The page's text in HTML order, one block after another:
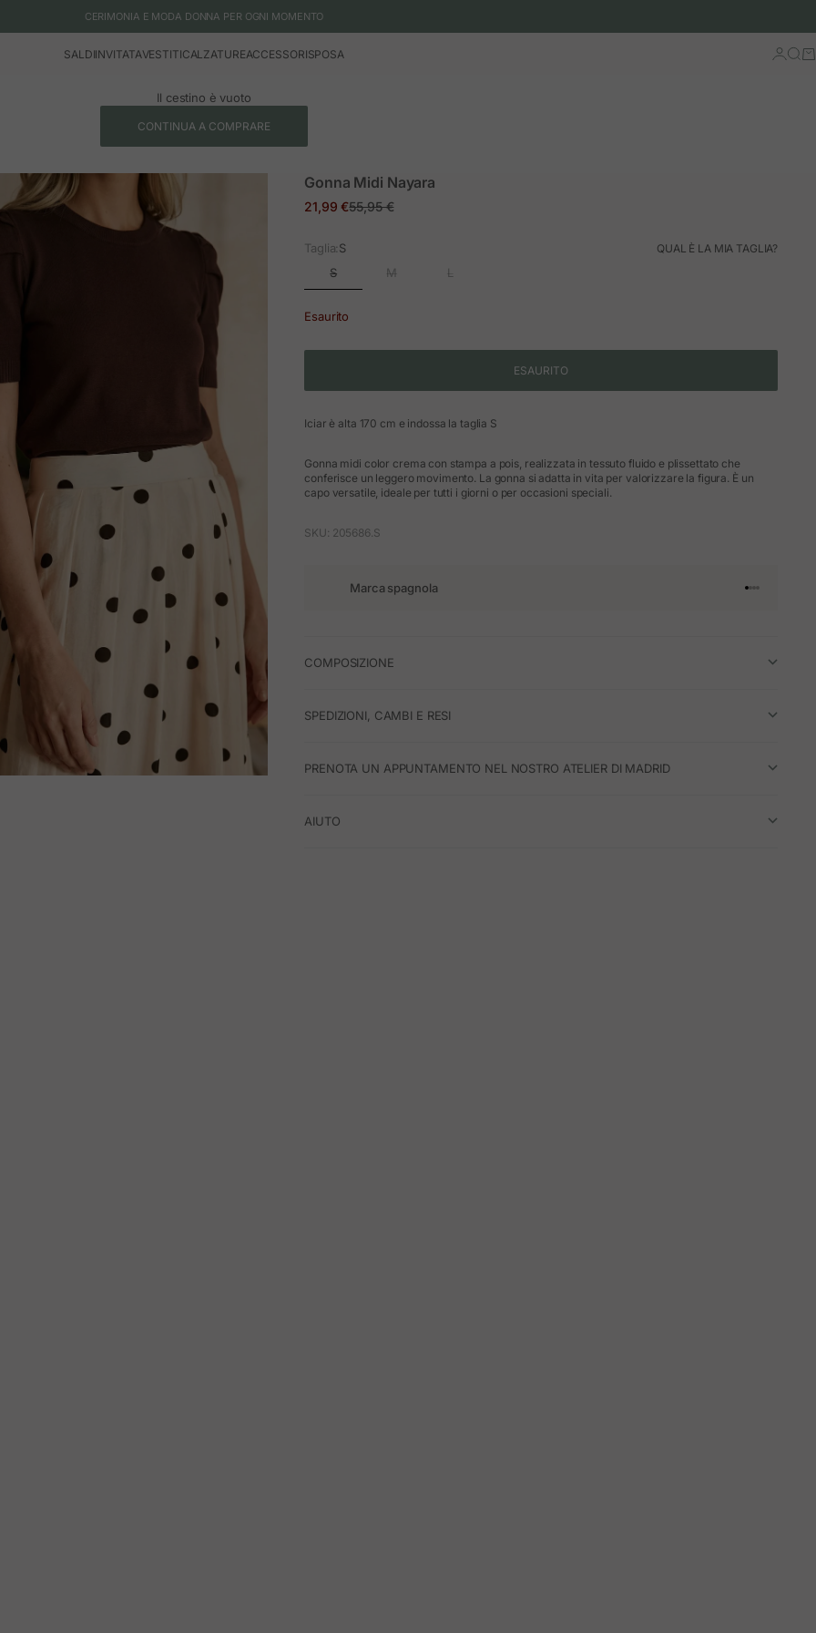
CERIMONIA E MODA DONNA PER OGNI MOMENTO
SALDIINVITATAVESTITICALZATUREACCESSORISPOSA Accedi
Il cestino è vuoto
CONTINUA A COMPRARE
Gonna Midi Nayara
Prezzo in offerta
21,99 €Prezzo normale
55,95 €
Taglia:S QUAL È LA MIA TAGLIA?
S M L
Esaurito
ESAURITO
Iciar è alta 170 cm e indossa la taglia S
Gonna midi color crema con stampa a pois, realizzata in tessuto fluido e plissettato che
conferisce un leggero movimento. La gonna si adatta in vita per valorizzare la figura. È un
capo versatile, ideale per tutti i giorni o per occasioni speciali.
SKU: 205686.S
Marca spagnola Vai
Vai
Vai
Vai
COMPOSIZIONE
SPEDIZIONI, CAMBI E RESI
PRENOTA UN APPUNTAMENTO NEL NOSTRO ATELIER DI MADRID
AIUTO